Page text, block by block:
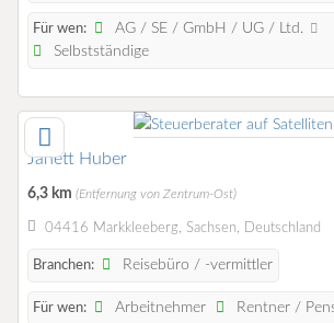
Für wen: AG / SE / GmbH / UG / Ltd.
Selbstständige
Janett Huber
6,3 km (Entfernung von Zentrum-Ost)
04416 Markkleeberg, Sachsen, Deutschland
Branchen: Reisebüro / -vermittler
Für wen: Arbeitnehmer Rentner /